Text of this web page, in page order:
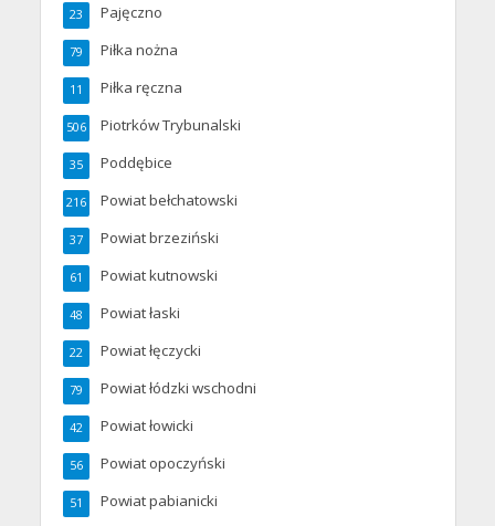
Pajęczno
23
Piłka nożna
79
Piłka ręczna
11
Piotrków Trybunalski
506
Poddębice
35
Powiat bełchatowski
216
Powiat brzeziński
37
Powiat kutnowski
61
Powiat łaski
48
Powiat łęczycki
22
Powiat łódzki wschodni
79
Powiat łowicki
42
Powiat opoczyński
56
Powiat pabianicki
51